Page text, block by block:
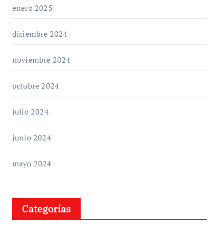
enero 2025
diciembre 2024
noviembre 2024
octubre 2024
julio 2024
junio 2024
mayo 2024
Categorías